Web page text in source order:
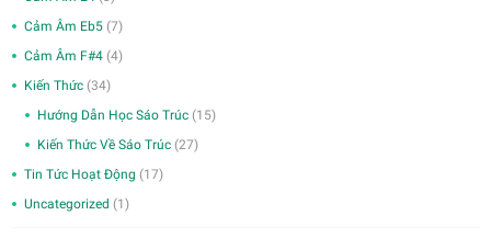
Cảm Âm Eb5 (7)
Cảm Âm F#4 (4)
Kiến Thức (34)
Hướng Dẫn Học Sáo Trúc (15)
Kiến Thức Về Sáo Trúc (27)
Tin Tức Hoạt Động (17)
Uncategorized (1)